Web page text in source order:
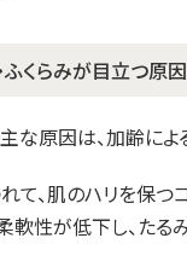
くらみが目立つ原因
な原因は、加齢に
て、肌のハリを保つ
軟性が低下し、たる